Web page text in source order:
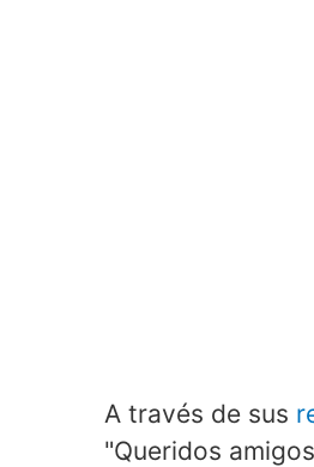
A través de sus
"Queridos